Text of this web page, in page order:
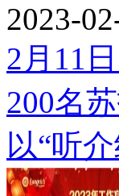
2023-
2月11
200名
以“听